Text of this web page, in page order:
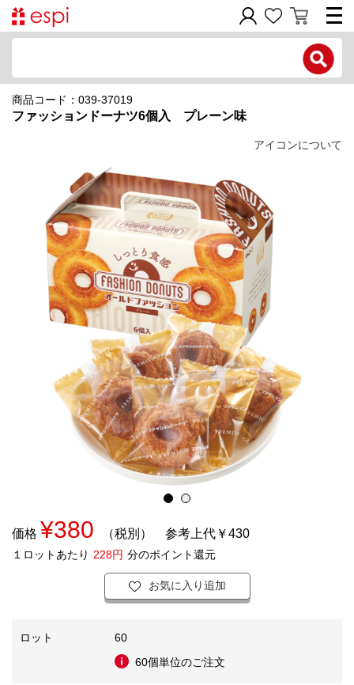
商品コード：039-37019
ファッションドーナツ6個入 プレーン味
アイコンについて
価格 ¥380 （税別） 参考上代￥430
１ロットあたり 228円 分のポイント還元
お気に入り追加
ロット
60
60個単位のご注文
新規会員登録
商品カテゴリ
価格帯別
お問い合わせフォーム